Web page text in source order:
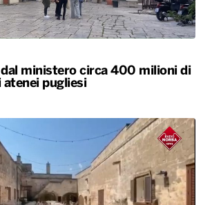
ministero circa 400 milioni di
atenei pugliesi